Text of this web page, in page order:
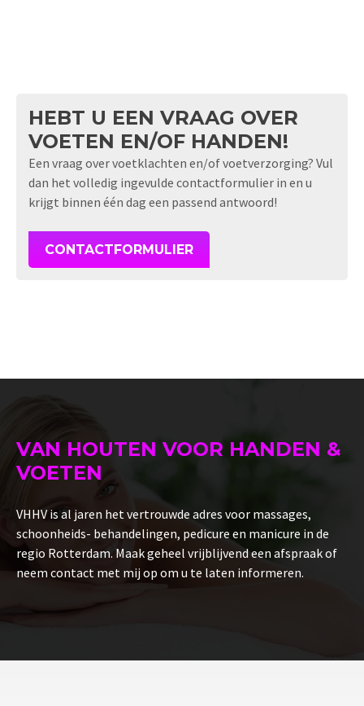
HEBT U EEN VRAAG OVER
VOETEN EN/OF HANDEN!
Een vraag over voetklachten en/of voetverzorging? Vul
dan het volledig ingevulde contactformulier in en u
krijgt binnen één dag een passend antwoord!
CONTACTFORMULIER
VAN HOUTEN VOOR HANDEN &
VOETEN
VHHV is al jaren het vertrouwde adres voor massages,
schoonheids- behandelingen, pedicure en manicure in de
regio Rotterdam. Maak geheel vrijblijvend een afspraak of
neem contact met mij op om u te laten informeren.